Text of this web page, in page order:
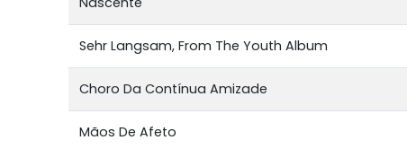
Sehr Langsam, From The Youth Album
Choro Da Contínua Amizade
Mãos De Afeto